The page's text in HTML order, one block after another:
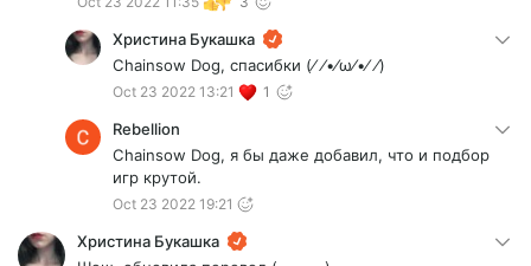
Христина Букашка
Chainsow Dog, спасибки (⁄ ⁄•⁄ω⁄•⁄ ⁄)
Oct 23 2022 13:21 1
Rebellion
Chainsow Dog, я бы даже добавил, что и подбор
игр крутой.
Oct 23 2022 19:21
Христина Букашка